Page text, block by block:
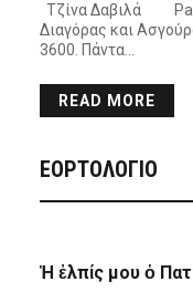
Τζίνα Δαβιλά
Διαγόρας και
3600. Πάντα…
READ MORE
ΕΟΡΤΟΛΟΓΙΟ
Ἡ ἐλπίς μου ὁ